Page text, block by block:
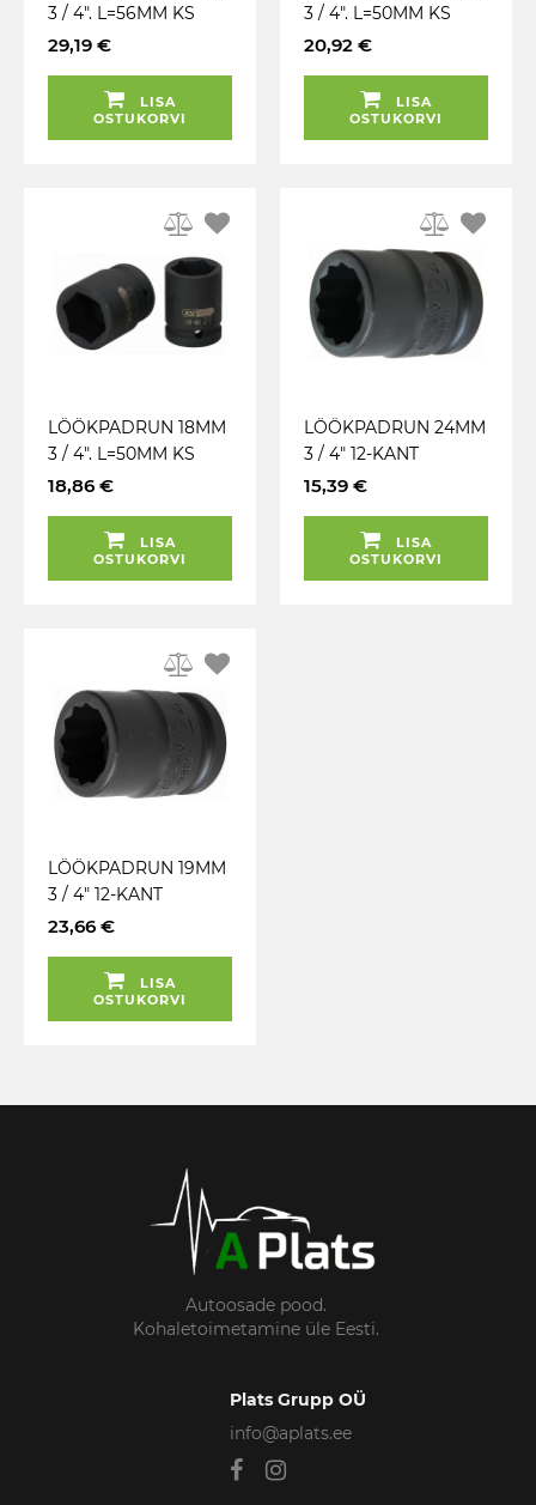
3 / 4". L=56MM KS
TOOLS
29,19 €
LISA
OSTUKORVI
3 / 4". L=50MM KS
TOOLS
20,92 €
LISA
OSTUKORVI
LÖÖKPADRUN 18MM
3 / 4". L=50MM KS
TOOLS
18,86 €
LISA
OSTUKORVI
LÖÖKPADRUN 24MM
3 / 4" 12-KANT
TRIUMF
15,39 €
LISA
OSTUKORVI
LÖÖKPADRUN 19MM
3 / 4" 12-KANT
TRIUMF
23,66 €
LISA
OSTUKORVI
Autoosade pood.
Kohaletoimetamine üle Eesti.
Plats Grupp OÜ
info@aplats.ee